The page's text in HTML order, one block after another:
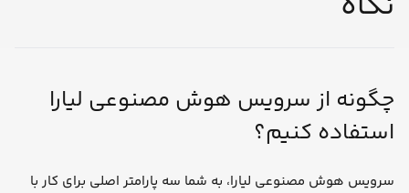
چگونه از سرویس هوش مصنوعی لیارا
استفاده کنیم؟
سرویس هوش مصنوعی لیارا، به شما سه پارامتر اصلی برای کار با